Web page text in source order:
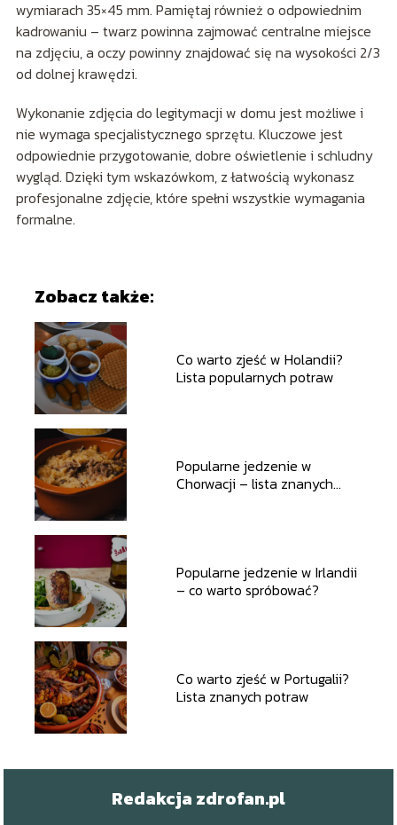
wymiarach 35×45 mm. Pamiętaj również o odpowiednim
kadrowaniu – twarz powinna zajmować centralne miejsce
na zdjęciu, a oczy powinny znajdować się na wysokości 2/3
od dolnej krawędzi.
Wykonanie zdjęcia do legitymacji w domu jest możliwe i
nie wymaga specjalistycznego sprzętu. Kluczowe jest
odpowiednie przygotowanie, dobre oświetlenie i schludny
wygląd. Dzięki tym wskazówkom, z łatwością wykonasz
profesjonalne zdjęcie, które spełni wszystkie wymagania
formalne.
Zobacz także:
Co warto zjeść w Holandii?
Lista popularnych potraw
Popularne jedzenie w
Chorwacji – lista znanych
Popularne jedzenie w Irlandii
– co warto spróbować?
Co warto zjeść w Portugalii?
Lista znanych potraw
Redakcja zdrofan.pl